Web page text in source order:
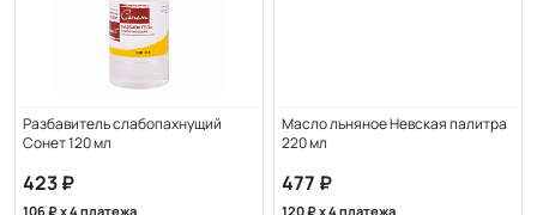
Разбавитель слабопахнущий
Сонет 120 мл
423
106 x 4 платежа
Масло льняное Невская палитра
220 мл
477
120 x 4 платежа